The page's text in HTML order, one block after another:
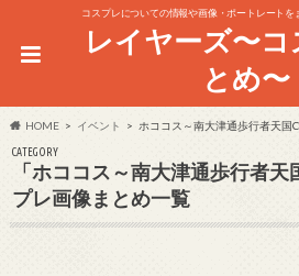
コスプレについての情報や画像・ポートレートを
レイヤーズ〜コ
とめ〜
HOME イベント ホココス～南大津通歩行者天国
CATEGORY
「ホココス～南大津通歩行者天
プレ画像まとめ一覧